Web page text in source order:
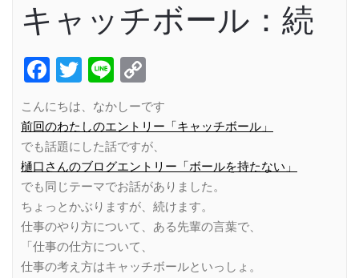
キャッチボール：続
Facebook
Twitter
Line
Link
こんにちは、なかしーです
前回のわたしのエントリー「キャッチボール」
でも話題にした話ですが、
樋口さんのブログエントリー「ボールを持たない」
でも同じテーマでお話がありました。
ちょっとかぶりますが、続けます。
仕事のやり方について、ある先輩の言葉で、
「仕事の仕方について、
仕事の考え方はキャッチボールといっしょ。